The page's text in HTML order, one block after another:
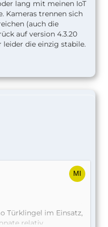
lang mit meinen IoT
Kameras trennen sich
(auch die
auf version 4.3.20
die einzig stabile.
Türklingel im Einsatz,
relativ